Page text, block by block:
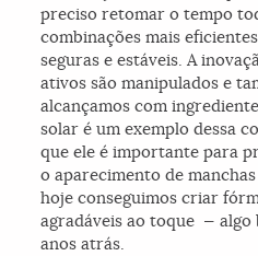
preciso retomar o tempo
combinações mais
seguras e estáveis. A
ativos são manipulados e
alcançamos com
solar é um exemplo dessa
que ele é importante para
o aparecimento de
hoje conseguimos criar
agradáveis ao toque — algo
anos atrás.